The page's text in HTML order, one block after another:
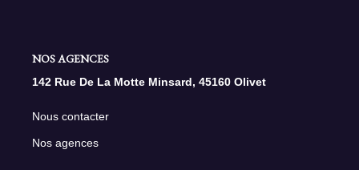
NOS AGENCES
142 Rue De La Motte Minsard, 45160 Olivet
Nous contacter
Nos agences